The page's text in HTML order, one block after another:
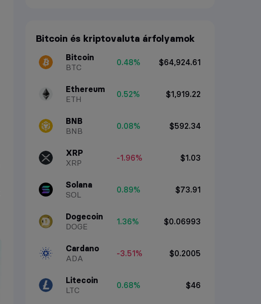
Bitcoin és kriptovaluta árfolyamok
Bitcoin
BTC
0.48% $64,924.61
Ethereum
ETH
0.52% $1,919.22
BNB
BNB
0.08% $592.34
XRP
XRP
-1.96% $1.03
Solana
SOL
0.89% $73.91
Dogecoin
DOGE
1.36% $0.06993
Cardano
ADA
-3.51% $0.2005
Litecoin
LTC
0.68% $46